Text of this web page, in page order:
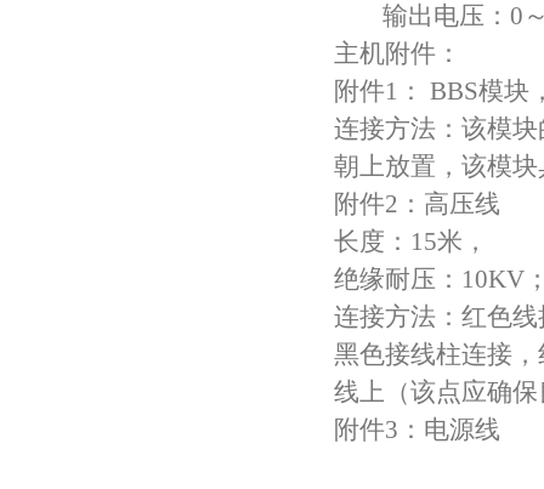
输出电压：0～
主机附件：
附件1： BBS模块
连接方法：该模
朝上放置，该模
附件2：高压线
长度：15米，
绝缘耐压：10KV
连接方法：红色
黑色接线柱连接
线上（该点应确
附件3：电源线